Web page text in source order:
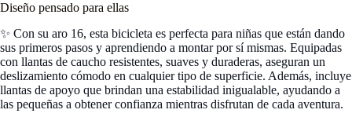
Diseño pensado para ellas
✨ Con su aro 16, esta bicicleta es perfecta para niñas que están dando
sus primeros pasos y aprendiendo a montar por sí mismas. Equipadas
con llantas de caucho resistentes, suaves y duraderas, aseguran un
deslizamiento cómodo en cualquier tipo de superficie. Además, incluye
llantas de apoyo que brindan una estabilidad inigualable, ayudando a
las pequeñas a obtener confianza mientras disfrutan de cada aventura.